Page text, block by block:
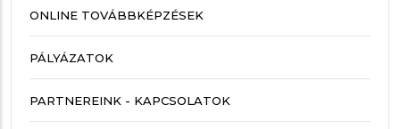
ONLINE TOVÁBBKÉPZÉSEK
PÁLYÁZATOK
PARTNEREINK - KAPCSOLATOK